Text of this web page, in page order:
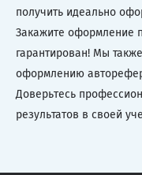
получить идеально
Закажите оформление
гарантирован! Мы
оформлению
Доверьтесь
результатов в своей